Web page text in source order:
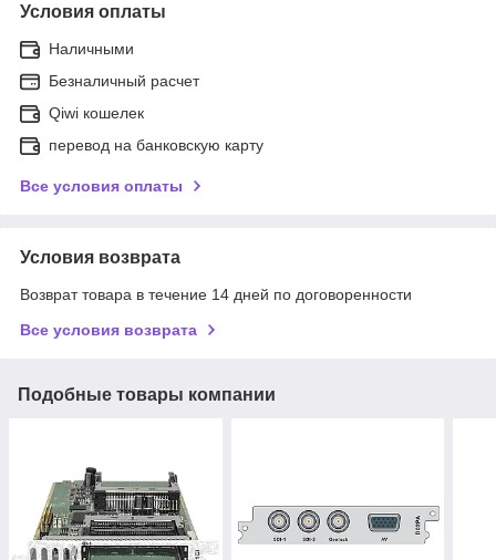
Условия оплаты
Наличными
Безналичный расчет
Qiwi кошелек
перевод на банковскую карту
Все условия оплаты
Условия возврата
Возврат товара в течение 14 дней по договоренности
Все условия возврата
Подобные товары компании